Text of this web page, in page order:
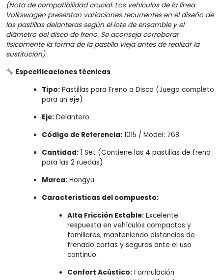
(Nota de compatibilidad crucial: Los vehículos de la línea
Volkswagen presentan variaciones recurrentes en el diseño de
las pastillas delanteras según el lote de ensamble y el
diámetro del disco de freno. Se aconseja corroborar
físicamente la forma de la pastilla vieja antes de realizar la
sustitución).
Especificaciones técnicas
Tipo:Pastillas para Freno a Disco (Juego completo
para un eje)
Eje:Delantero
Código de Referencia:1015 / Model: 768
Cantidad:1 Set (Contiene las 4 pastillas de freno
para las 2 ruedas)
Marca:Hongyu
Características del compuesto:
Alta Fricción Estable: Excelente
respuesta en vehículos compactos y
familiares, manteniendo distancias de
frenado cortas y seguras ante el uso
continuo.
Confort Acústico: Formulación